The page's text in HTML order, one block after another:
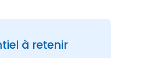
à retenir